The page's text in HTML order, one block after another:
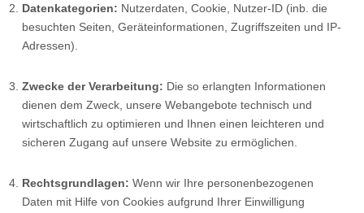
Datenkategorien: Nutzerdaten, Cookie, Nutzer-ID (inb. die
besuchten Seiten, Geräteinformationen, Zugriffszeiten und IP-
Adressen).
Zwecke der Verarbeitung: Die so erlangten Informationen
dienen dem Zweck, unsere Webangebote technisch und
wirtschaftlich zu optimieren und Ihnen einen leichteren und
sicheren Zugang auf unsere Website zu ermöglichen.
Rechtsgrundlagen: Wenn wir Ihre personenbezogenen
Daten mit Hilfe von Cookies aufgrund Ihrer Einwilligung